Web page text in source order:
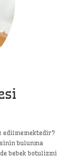
edilmemektedir?
bulunma
bebek botulizmi